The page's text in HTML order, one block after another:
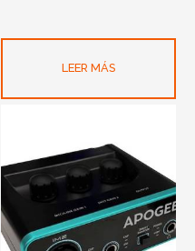
LEER MÁS